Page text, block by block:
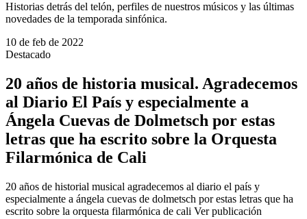
Historias detrás del telón, perfiles de nuestros músicos y las últimas
novedades de la temporada sinfónica.
10 de feb de 2022
Destacado
20 años de historia musical. Agradecemos
al Diario El País y especialmente a
Ángela Cuevas de Dolmetsch por estas
letras que ha escrito sobre la Orquesta
Filarmónica de Cali
20 años de historial musical agradecemos al diario el país y
especialmente a ángela cuevas de dolmetsch por estas letras que ha
escrito sobre la orquesta filarmónica de cali Ver publicación